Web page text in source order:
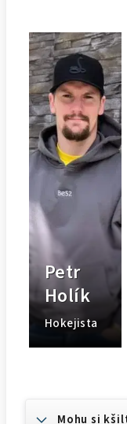
Petr
Holík
Hokejista
Mohu si